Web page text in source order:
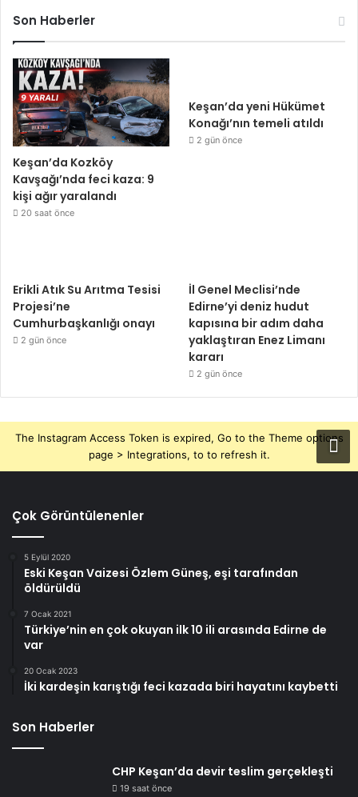
Son Haberler
Keşan’da Kozköy
Kavşağı’nda feci kaza: 9
kişi ağır yaralandı
20 saat önce
Keşan’da yeni Hükümet
Konağı’nın temeli atıldı
2 gün önce
Erikli Atık Su Arıtma Tesisi
Projesi’ne
Cumhurbaşkanlığı onayı
2 gün önce
İl Genel Meclisi’nde
Edirne’yi deniz hudut
kapısına bir adım daha
yaklaştıran Enez Limanı
kararı
2 gün önce
The Instagram Access Token is expired, Go to the Theme options
page > Integrations, to to refresh it.
Çok Görüntülenenler
5 Eylül 2020
Eski Keşan Vaizesi Özlem Güneş, eşi tarafından
öldürüldü
7 Ocak 2021
Türkiye’nin en çok okuyan ilk 10 ili arasında Edirne de
var
20 Ocak 2023
İki kardeşin karıştığı feci kazada biri hayatını kaybetti
Son Haberler
CHP Keşan’da devir teslim gerçekleşti
19 saat önce